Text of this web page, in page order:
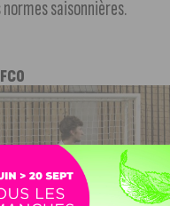
saisonnières.